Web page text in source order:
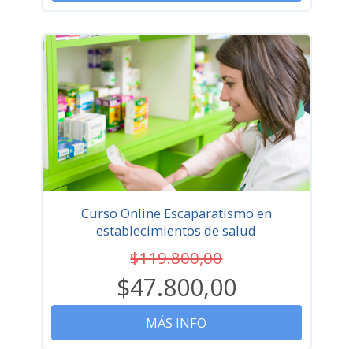
Curso Online Escaparatismo en
establecimientos de salud
$119.800,00
$47.800,00
MÁS INFO